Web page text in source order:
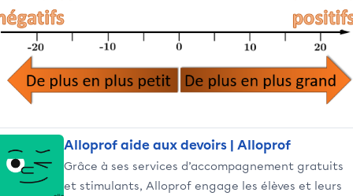
Alloprof aide aux devoirs | Alloprof
Grâce à ses services d’accompagnement gratuits
et stimulants, Alloprof engage les élèves et leurs